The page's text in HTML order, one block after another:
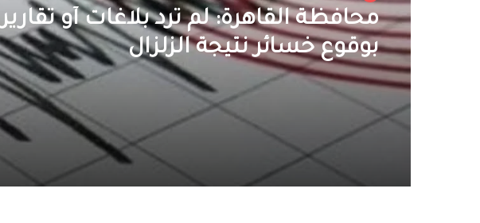
محافظة القاهرة: لم ترد بلاغات أو تقارير
بوقوع خسائر نتيجة الزلزال